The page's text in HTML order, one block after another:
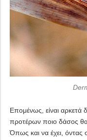
Επομένως, είναι αρκετά
προτέρων ποιο δάσος θα
Όπως και να έχει, όντας